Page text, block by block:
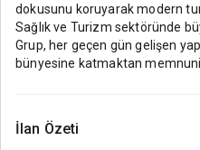
dokusunu koruyarak modern
Sağlık ve Turizm sektöründe
Grup, her geçen gün gelişen
bünyesine katmaktan
İlan Özeti